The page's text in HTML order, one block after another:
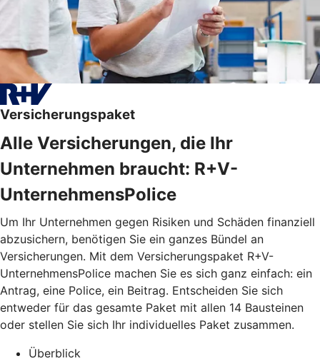
Versicherungspaket
Alle Versicherungen, die Ihr
Unternehmen braucht: R+V-
UnternehmensPolice
Um Ihr Unternehmen gegen Risiken und Schäden finanziell
abzusichern, benötigen Sie ein ganzes Bündel an
Versicherungen. Mit dem Versicherungspaket R+V-
UnternehmensPolice machen Sie es sich ganz einfach: ein
Antrag, eine Police, ein Beitrag. Entscheiden Sie sich
entweder für das gesamte Paket mit allen 14 Bausteinen
oder stellen Sie sich Ihr individuelles Paket zusammen.
Überblick